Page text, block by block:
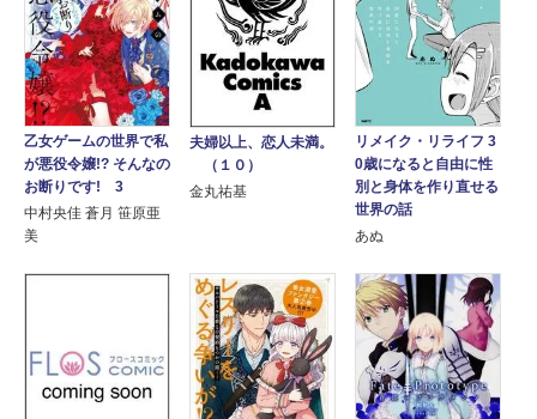
乙女ゲームの世界で私
が悪役令嬢!? そんなの
お断りです! 3
中村央佳 蒼月 笹原亜
美
夫婦以上、恋人未満。
（１０）
金丸祐基
リメイク・リライフ 3
0歳になると自由に性
別と身体を作り直せる
世界の話
あぬ